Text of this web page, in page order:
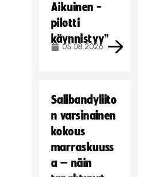
Aikuinen -
pilotti
käynnistyy”
05.08.2026
Salibandyliito
n varsinainen
kokous
marraskuuss
a – näin